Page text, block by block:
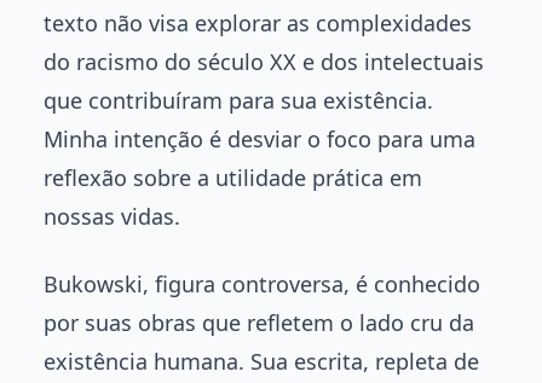
texto não visa explorar as complexidades
do racismo do século XX e dos intelectuais
que contribuíram para sua existência.
Minha intenção é desviar o foco para uma
reflexão sobre a utilidade prática em
nossas vidas.
Bukowski, figura controversa, é conhecido
por suas obras que refletem o lado cru da
existência humana. Sua escrita, repleta de